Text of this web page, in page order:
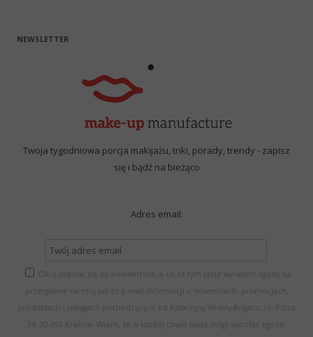
NEWSLETTER
Twoja tygodniowa porcja makijażu, triki, porady, trendy - zapisz
się i bądź na bieżąco
Adres email:
Chcę zapisać się do newslettera, a co za tym idzie wyrażam zgodę na
przesyłanie na mój adres e-mail informacji o nowościach, promocjach,
produktach i usługach pochodzących od Katarzyny Wrony-Bogacz, ul. Piltza
34, 30-392 Kraków. Wiem, że w każdej chwili będę mógł wycofać zgodę.